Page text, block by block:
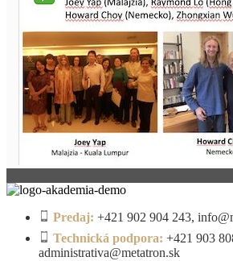
Predaj: +421 902 904 243,
Technická podpora: +421 903
administrativa@metatron.sk